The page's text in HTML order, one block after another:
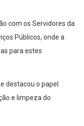
com os Servidores da
Públicos, onde a
para estes
destacou o papel
e limpeza do